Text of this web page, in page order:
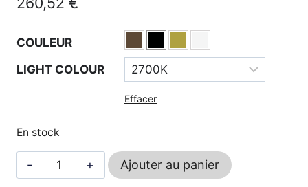
COULEUR
LIGHT COLOUR
Effacer
En stock
quantité
de
Ajouter au panier